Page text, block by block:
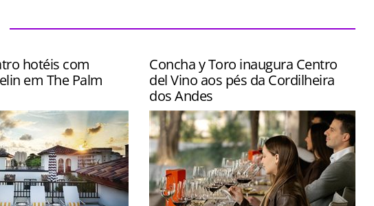
hotéis com
em The Palm
Concha y Toro inaugura Centro
del Vino aos pés da Cordilheira
dos Andes